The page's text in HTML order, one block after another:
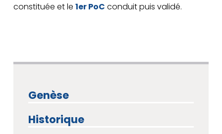
constituée et le 1er PoC conduit puis validé.
Genèse
Historique